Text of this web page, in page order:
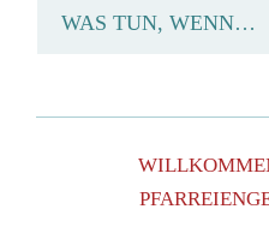
WAS TUN, WENN…